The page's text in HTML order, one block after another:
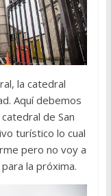
la catedral
Aquí debemos
de San
turístico lo cual
pero no voy a
la próxima.